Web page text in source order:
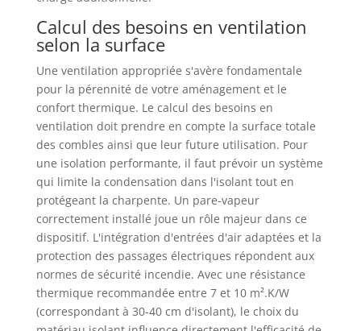
Calcul des besoins en ventilation
selon la surface
Une ventilation appropriée s'avère fondamentale
pour la pérennité de votre aménagement et le
confort thermique. Le calcul des besoins en
ventilation doit prendre en compte la surface totale
des combles ainsi que leur future utilisation. Pour
une isolation performante, il faut prévoir un système
qui limite la condensation dans l'isolant tout en
protégeant la charpente. Un pare-vapeur
correctement installé joue un rôle majeur dans ce
dispositif. L'intégration d'entrées d'air adaptées et la
protection des passages électriques répondent aux
normes de sécurité incendie. Avec une résistance
thermique recommandée entre 7 et 10 m².K/W
(correspondant à 30-40 cm d'isolant), le choix du